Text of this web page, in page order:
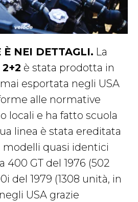
È NEI DETTAGLI. La
è stata prodotta in
esportata negli USA
alle normative
locali e ha fatto scuola
linea è stata ereditata
modelli quasi identici
400 GT del 1976 (502
del 1979 (1308 unità, in
USA grazie